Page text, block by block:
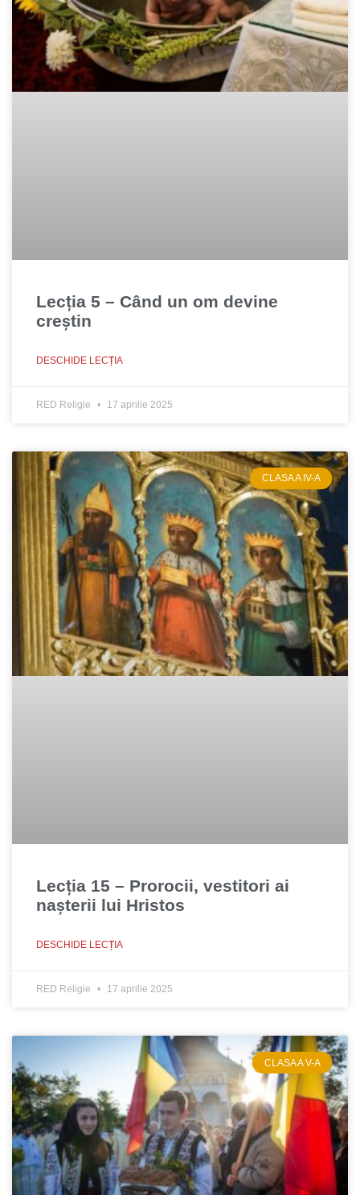
Lecția 5 – Când un om devine
creştin
DESCHIDE LECȚIA
RED Religie 17 aprilie 2025
CLASA A IV-A
Lecția 15 – Prorocii, vestitori ai
nașterii lui Hristos
DESCHIDE LECȚIA
RED Religie 17 aprilie 2025
CLASA A V-A